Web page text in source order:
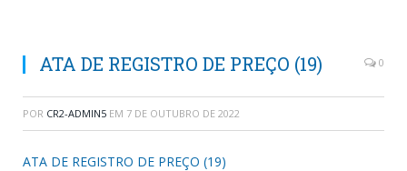
ATA DE REGISTRO DE PREÇO (19) 0
POR CR2-ADMIN5 EM 7 DE OUTUBRO DE 2022
ATA DE REGISTRO DE PREÇO (19)